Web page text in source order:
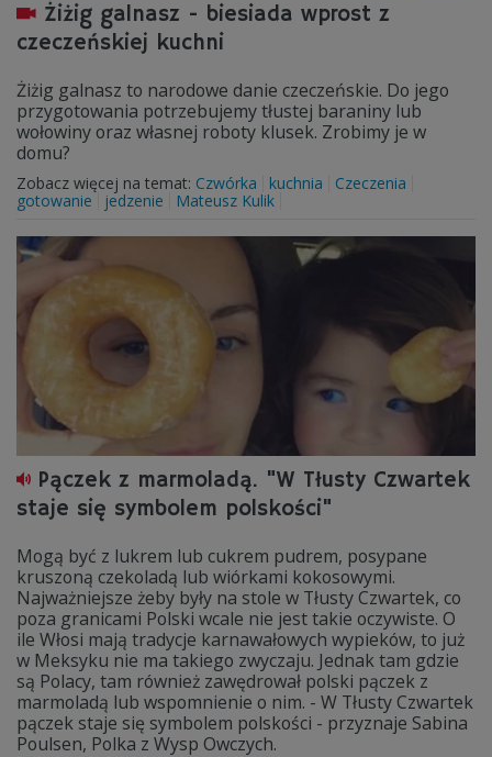
Żiżig galnasz - biesiada wprost z
czeczeńskiej kuchni
Żiżig galnasz to narodowe danie czeczeńskie. Do jego
przygotowania potrzebujemy tłustej baraniny lub
wołowiny oraz własnej roboty klusek. Zrobimy je w
domu?
Zobacz więcej na temat: Czwórka kuchnia
Czeczenia
gotowanie
jedzenie Mateusz Kulik
Pączek z marmoladą. "W Tłusty Czwartek
staje się symbolem polskości"
Mogą być z lukrem lub cukrem pudrem, posypane
kruszoną czekoladą lub wiórkami kokosowymi.
Najważniejsze żeby były na stole w Tłusty Czwartek, co
poza granicami Polski wcale nie jest takie oczywiste. O
ile Włosi mają tradycje karnawałowych wypieków, to już
w Meksyku nie ma takiego zwyczaju. Jednak tam gdzie
są Polacy, tam również zawędrował polski pączek z
marmoladą lub wspomnienie o nim. - W Tłusty Czwartek
pączek staje się symbolem polskości - przyznaje Sabina
Poulsen, Polka z Wysp Owczych.